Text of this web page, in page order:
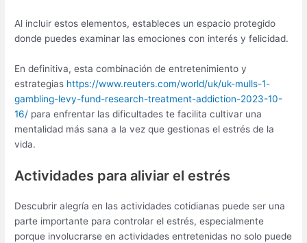
Al incluir estos elementos, estableces un espacio protegido
donde puedes examinar las emociones con interés y felicidad.
En definitiva, esta combinación de entretenimiento y
estrategias https://www.reuters.com/world/uk/uk-mulls-1-
gambling-levy-fund-research-treatment-addiction-2023-10-
16/ para enfrentar las dificultades te facilita cultivar una
mentalidad más sana a la vez que gestionas el estrés de la
vida.
Actividades para aliviar el estrés
Descubrir alegría en las actividades cotidianas puede ser una
parte importante para controlar el estrés, especialmente
porque involucrarse en actividades entretenidas no solo puede